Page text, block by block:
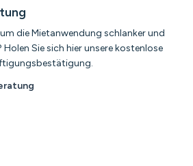
die Mietanwendung schlanker und
Sie sich hier unsere kostenlose